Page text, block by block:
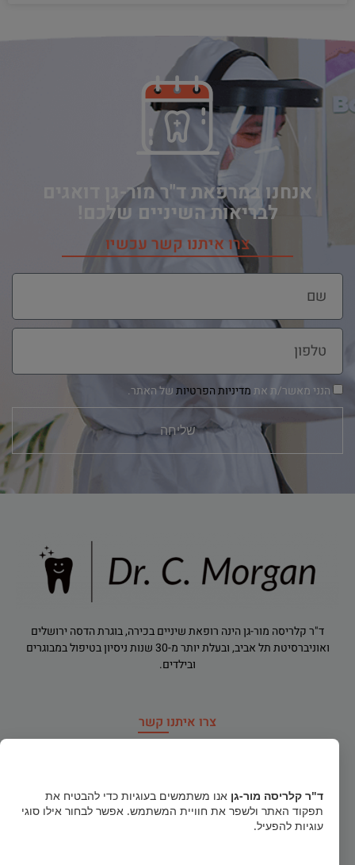
אנחנו במרפאת ד"ר מור-גן דואגים
לבריאות השיניים שלכם!
צרו איתנו קשר עכשיו
הנני מאשר/ת אתמדיניות הפרטיותשל האתר.
שליחה
ד"ר קלריסה מור-גן הינה רופאת שיניים בכירה, בוגרת הדסה ירושלים
ואוניברסיטת תל אביב, ובעלת יותר מ-30 שנות ניסיון בטיפול במבוגרים
ובילדים.
צרו איתנו קשר
טלפון חירום052-856-1122
ד"ר קלריסה מור-גן אנו משתמשים בעוגיות כדי להבטיח את
תפקוד האתר ולשפר את חוויית המשתמש. אפשר לבחור אילו סוגי
עוגיות להפעיל.